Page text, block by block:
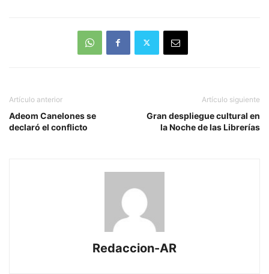
Artículo anterior
Adeom Canelones se
declaró el conflicto
Artículo siguiente
Gran despliegue cultural en
la Noche de las Librerías
Redaccion-AR